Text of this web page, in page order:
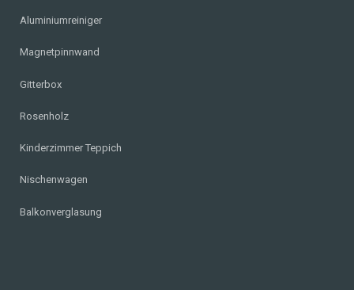
Aluminiumreiniger
Magnetpinnwand
Gitterbox
Rosenholz
Kinderzimmer Teppich
Nischenwagen
Balkonverglasung